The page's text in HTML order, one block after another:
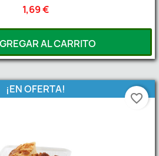
1,69 €
AL CARRITO
¡EN OFERTA!
favorite_border